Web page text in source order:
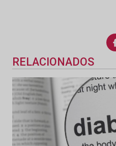
RELACIONADOS